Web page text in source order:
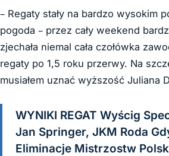
– Regaty stały na bardzo wysokim
pogoda – przez cały weekend
zjechała niemal cała czołówka
regaty po 1,5 roku przerwy. Na
musiałem uznać wyższość Juliana
WYNIKI REGAT Wyścig
Jan Springer, JKM Roda
Eliminacje Mistrzostw